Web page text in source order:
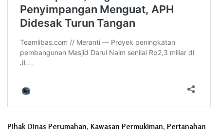
Pihak Dinas Perumahan, Kawasan Permukiman, Pertanahan